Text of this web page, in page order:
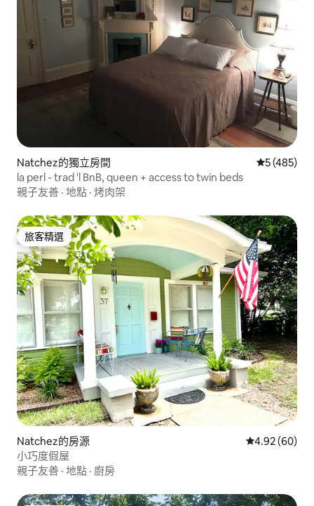
Natchez的獨立房間 從 485 則評
5 (485)
la perl - trad 'l BnB, queen + access to twin beds
親子友善 · 地點 · 烤肉架
旅客精選
旅客精選
Natchez的房源 從 60 則評價
4.92 (60)
小巧度假屋
親子友善 · 地點 · 廚房